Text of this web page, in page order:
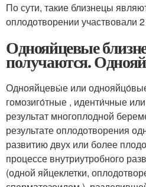
По сути, такие близнецы
оплодотворении участвовали 2
Однояйцевые
получаются.
Однояйцевы́е или
гомозиго́тные , иденти́чные
результат многоплодной
результате оплодотворения
развитию двух или более
процессе внутриутробного
(одной яйцеклетки,